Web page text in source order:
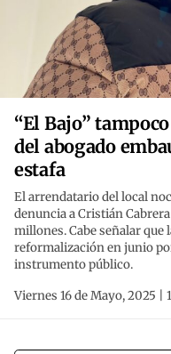
“El Bajo”
del abogado
estafa
El arrendatario del local
denuncia a Cristián
millones. Cabe señalar que
reformalización en junio
instrumento público.
Viernes 16 de Mayo, 2025 |